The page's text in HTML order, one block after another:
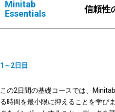
Minitab
Essentials
信頼性
1～2日目
この2日間の基礎コースでは、
る時間を最小限に抑えることを学び